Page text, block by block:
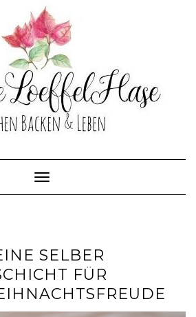
Toggle Navigation
SELBER
FÜR